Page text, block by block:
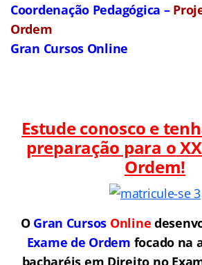
Coordenação Pedagógica –
Ordem
Gran Cursos Online
Estude conosco e
preparação para o
Ordem!
O Gran Cursos Online
Exame de Ordem focado na
bacharéis em Direito no